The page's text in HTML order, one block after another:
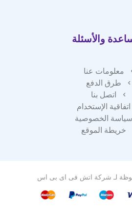
والأسئلة
معلومات عنا
طرق الدفع
اتصل بنا
اتفاقية الإستخدام
سياسة الخصوصية
خريطة الموقع
لـ شركة اتش فى اى بى اس